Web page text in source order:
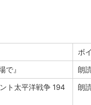
ボ
で』
朗
ト太平洋戦争 194
朗